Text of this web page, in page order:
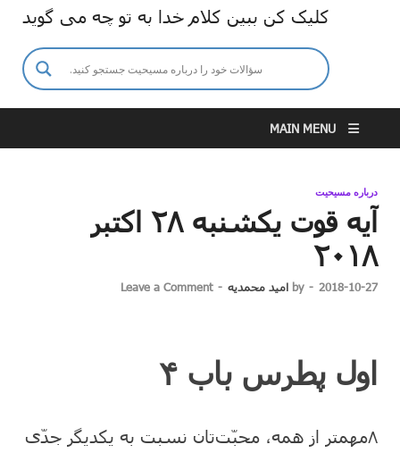
کلیک کن ببین کلام خدا به تو چه می گوید
MAIN MENU
درباره مسیحیت
آیه قوت یکشنبه ۲۸ اکتبر
۲۰۱۸
2018-10-27
-
by امید محمدیه -
Leave a Comment
اول پطرس باب ۴
۸مهمتر از همه، محبّت‌تان نسبت به یکدیگر جدّی